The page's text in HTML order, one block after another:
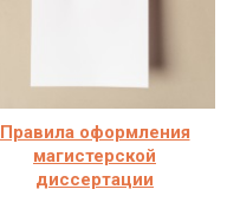
Правила оформления
магистерской
диссертации